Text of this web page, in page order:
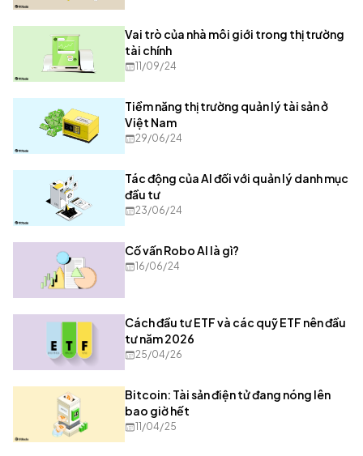
Vai trò của nhà môi giới trong thị trường
tài chính
11/09/24
Tiềm năng thị trường quản lý tài sản ở
Việt Nam
29/06/24
Tác động của AI đối với quản lý danh mục
đầu tư
23/06/24
Cố vấn Robo AI là gì?
16/06/24
Cách đầu tư ETF và các quỹ ETF nên đầu
tư năm 2026
25/04/26
Bitcoin: Tài sản điện tử đang nóng lên
bao giờ hết
11/04/25